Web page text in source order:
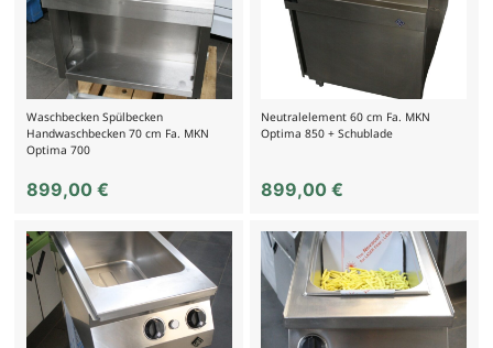
Waschbecken Spülbecken
Handwaschbecken 70 cm Fa. MKN
Optima 700
899,00 €
Neutralelement 60 cm Fa. MKN
Optima 850 + Schublade
899,00€